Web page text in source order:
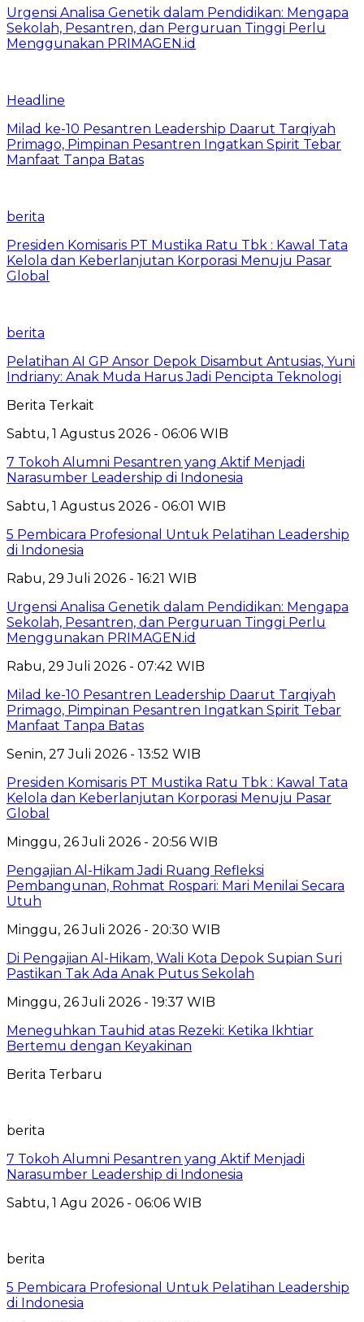
Urgensi Analisa Genetik dalam Pendidikan: Mengapa
Sekolah, Pesantren, dan Perguruan Tinggi Perlu
Menggunakan PRIMAGEN.id
Headline
Milad ke-10 Pesantren Leadership Daarut Tarqiyah
Primago, Pimpinan Pesantren Ingatkan Spirit Tebar
Manfaat Tanpa Batas
berita
Presiden Komisaris PT Mustika Ratu Tbk : Kawal Tata
Kelola dan Keberlanjutan Korporasi Menuju Pasar
Global
berita
Pelatihan AI GP Ansor Depok Disambut Antusias, Yuni
Indriany: Anak Muda Harus Jadi Pencipta Teknologi
Berita Terkait
Sabtu, 1 Agustus 2026 - 06:06 WIB
7 Tokoh Alumni Pesantren yang Aktif Menjadi
Narasumber Leadership di Indonesia
Sabtu, 1 Agustus 2026 - 06:01 WIB
5 Pembicara Profesional Untuk Pelatihan Leadership
di Indonesia
Rabu, 29 Juli 2026 - 16:21 WIB
Urgensi Analisa Genetik dalam Pendidikan: Mengapa
Sekolah, Pesantren, dan Perguruan Tinggi Perlu
Menggunakan PRIMAGEN.id
Rabu, 29 Juli 2026 - 07:42 WIB
Milad ke-10 Pesantren Leadership Daarut Tarqiyah
Primago, Pimpinan Pesantren Ingatkan Spirit Tebar
Manfaat Tanpa Batas
Senin, 27 Juli 2026 - 13:52 WIB
Presiden Komisaris PT Mustika Ratu Tbk : Kawal Tata
Kelola dan Keberlanjutan Korporasi Menuju Pasar
Global
Minggu, 26 Juli 2026 - 20:56 WIB
Pengajian Al-Hikam Jadi Ruang Refleksi
Pembangunan, Rohmat Rospari: Mari Menilai Secara
Utuh
Minggu, 26 Juli 2026 - 20:30 WIB
Di Pengajian Al-Hikam, Wali Kota Depok Supian Suri
Pastikan Tak Ada Anak Putus Sekolah
Minggu, 26 Juli 2026 - 19:37 WIB
Meneguhkan Tauhid atas Rezeki: Ketika Ikhtiar
Bertemu dengan Keyakinan
Berita Terbaru
berita
7 Tokoh Alumni Pesantren yang Aktif Menjadi
Narasumber Leadership di Indonesia
Sabtu, 1 Agu 2026 - 06:06 WIB
berita
5 Pembicara Profesional Untuk Pelatihan Leadership
di Indonesia